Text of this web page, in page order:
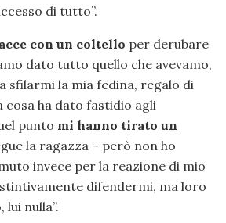
di tutto”.
con un coltello per derubare
dato tutto quello che avevamo,
sfilarmi la mia fedina, regalo di
cosa ha dato fastidio agli
punto mi hanno tirato un
la ragazza – però non ho
invece per la reazione di mio
difendermi, ma loro
lui nulla”.